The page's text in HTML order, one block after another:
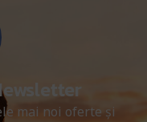
mai noi oferte și